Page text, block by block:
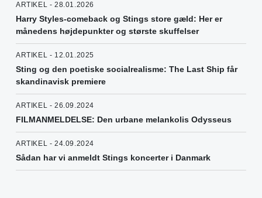
ARTIKEL - 28.01.2026
Harry Styles-comeback og Stings store gæld: Her er
månedens højdepunkter og største skuffelser
ARTIKEL - 12.01.2025
Sting og den poetiske socialrealisme: The Last Ship får
skandinavisk premiere
ARTIKEL - 26.09.2024
FILMANMELDELSE: Den urbane melankolis Odysseus
ARTIKEL - 24.09.2024
Sådan har vi anmeldt Stings koncerter i Danmark